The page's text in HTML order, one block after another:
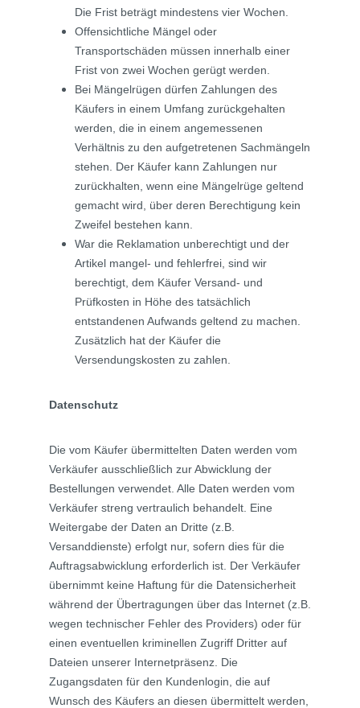
Die Frist beträgt mindestens vier Wochen.
Offensichtliche Mängel oder
Transportschäden müssen innerhalb einer
Frist von zwei Wochen gerügt werden.
Bei Mängelrügen dürfen Zahlungen des
Käufers in einem Umfang zurückgehalten
werden, die in einem angemessenen
Verhältnis zu den aufgetretenen Sachmängeln
stehen. Der Käufer kann Zahlungen nur
zurückhalten, wenn eine Mängelrüge geltend
gemacht wird, über deren Berechtigung kein
Zweifel bestehen kann.
War die Reklamation unberechtigt und der
Artikel mangel- und fehlerfrei, sind wir
berechtigt, dem Käufer Versand- und
Prüfkosten in Höhe des tatsächlich
entstandenen Aufwands geltend zu machen.
Zusätzlich hat der Käufer die
Versendungskosten zu zahlen.
Datenschutz
Die vom Käufer übermittelten Daten werden vom
Verkäufer ausschließlich zur Abwicklung der
Bestellungen verwendet. Alle Daten werden vom
Verkäufer streng vertraulich behandelt. Eine
Weitergabe der Daten an Dritte (z.B.
Versanddienste) erfolgt nur, sofern dies für die
Auftragsabwicklung erforderlich ist. Der Verkäufer
übernimmt keine Haftung für die Datensicherheit
während der Übertragungen über das Internet (z.B.
wegen technischer Fehler des Providers) oder für
einen eventuellen kriminellen Zugriff Dritter auf
Dateien unserer Internetpräsenz. Die
Zugangsdaten für den Kundenlogin, die auf
Wunsch des Käufers an diesen übermittelt werden,